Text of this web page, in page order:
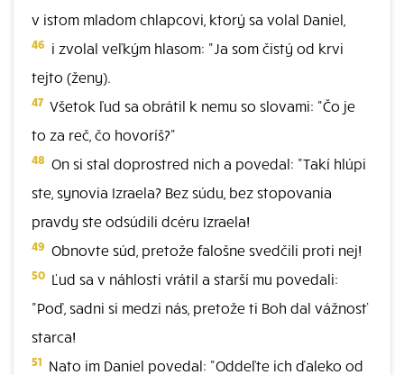
v istom mladom chlapcovi, ktorý sa volal Daniel,
46 i zvolal veľkým hlasom: "Ja som čistý od krvi
tejto (ženy).
47 Všetok ľud sa obrátil k nemu so slovami: "Čo je
to za reč, čo hovoríš?"
48 On si stal doprostred nich a povedal: "Takí hlúpi
ste, synovia Izraela? Bez súdu, bez stopovania
pravdy ste odsúdili dcéru Izraela!
49 Obnovte súd, pretože falošne svedčili proti nej!
50 Ľud sa v náhlosti vrátil a starší mu povedali:
"Poď, sadni si medzi nás, pretože ti Boh dal vážnosť
starca!
51 Nato im Daniel povedal: "Oddeľte ich ďaleko od